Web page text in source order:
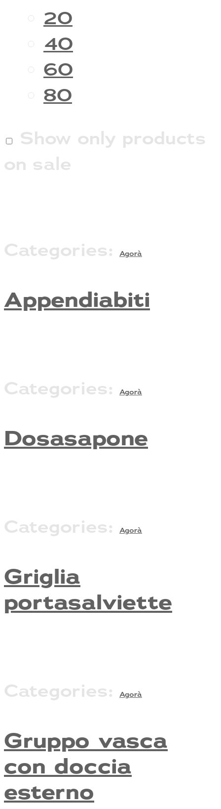
20
40
60
80
Show only products
on sale
Categories: Agorà
Appendiabiti
Categories: Agorà
Dosasapone
Categories: Agorà
Griglia
portasalviette
Categories: Agorà
Gruppo vasca
con doccia
esterno